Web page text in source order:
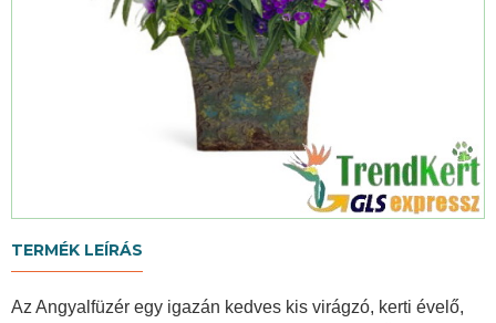
TERMÉK LEÍRÁS
Az Angyalfüzér egy igazán kedves kis virágzó, kerti évelő,